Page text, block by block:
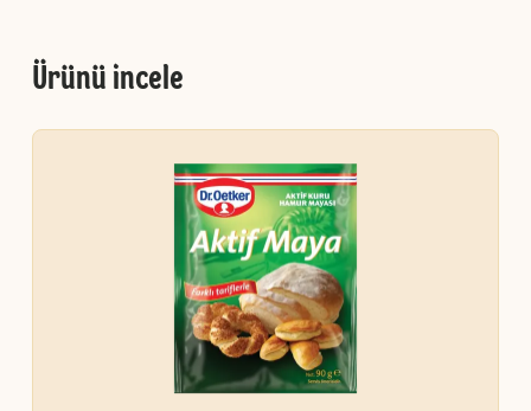
Ürünü incele